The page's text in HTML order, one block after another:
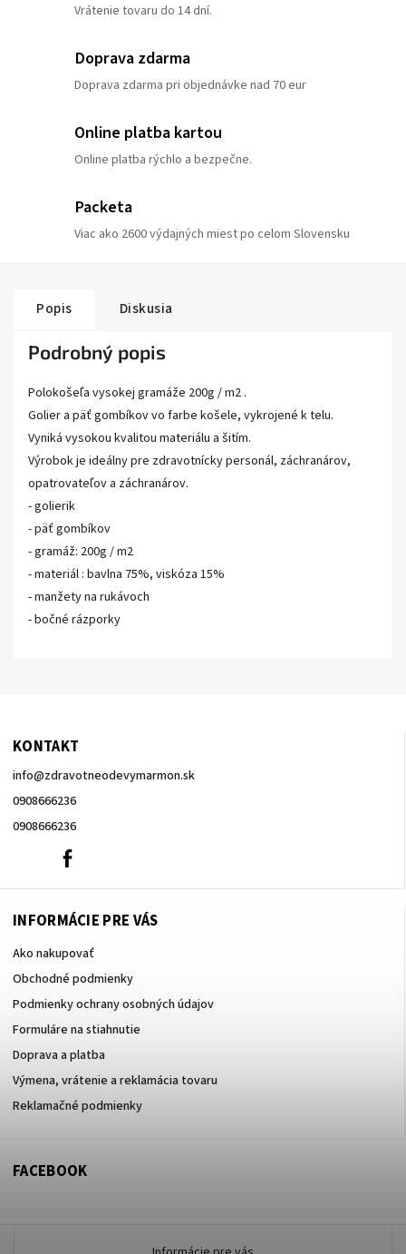
Vrátenie tovaru do 14 dní.
Doprava zdarma
Doprava zdarma pri objednávke nad 70 eur
Online platba kartou
Online platba rýchlo a bezpečne.
Packeta
Viac ako 2600 výdajných miest po celom Slovensku
Popis Diskusia
Podrobný popis
Polokošeľa vysokej gramáže 200g / m2 .
Golier a päť gombíkov vo farbe košele, vykrojené k telu.
Vyniká vysokou kvalitou materiálu a šitím.
Výrobok je ideálny pre zdravotnícky personál, záchranárov,
opatrovateľov a záchranárov.
- golierik
- päť gombíkov
- gramáž: 200g / m2
- materiál : bavlna 75%, viskóza 15%
- manžety na rukávoch
- bočné rázporky
KONTAKT
info@zdravotneodevymarmon.sk
0908666236
0908666236
0908666236
INFORMÁCIE PRE VÁS
Ako nakupovať
Obchodné podmienky
Podmienky ochrany osobných údajov
Formuláre na stiahnutie
Doprava a platba
Výmena, vrátenie a reklamácia tovaru
Reklamačné podmienky
FACEBOOK